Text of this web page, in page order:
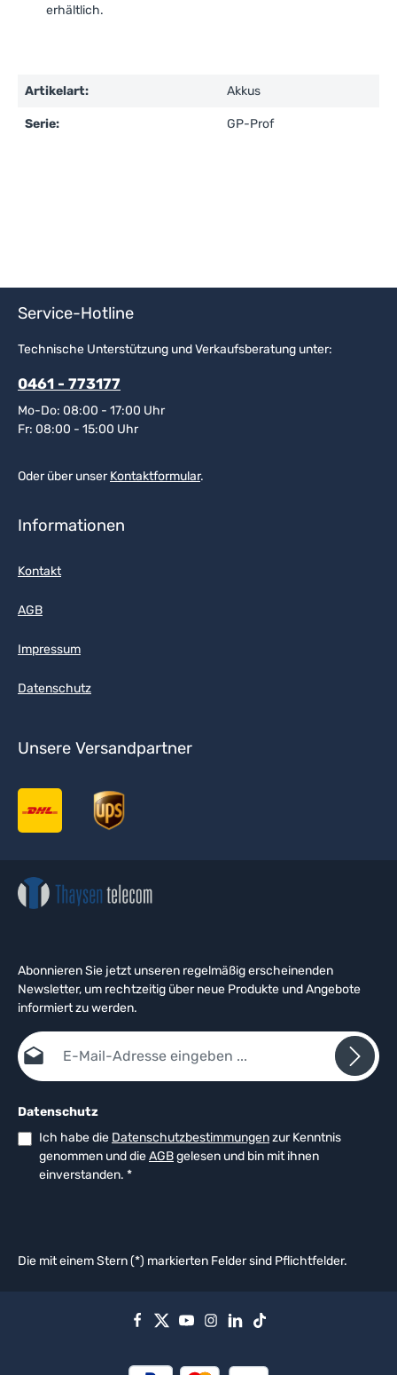
erhältlich.
Artikelart: Akkus
Serie: GP-Prof
Service-Hotline
Technische Unterstützung und Verkaufsberatung unter:
0461 - 773177
Mo-Do: 08:00 - 17:00 Uhr
Fr: 08:00 - 15:00 Uhr
Oder über unserKontaktformular.
Informationen
Kontakt
AGB
Impressum
Datenschutz
Unsere Versandpartner
Abonnieren Sie jetzt unseren regelmäßig erscheinenden
Newsletter, um rechtzeitig über neue Produkte und Angebote
informiert zu werden.
E-Mail-Adresse*
Datenschutz
Ich habe die Datenschutzbestimmungenzur Kenntnis
genommen und dieAGBgelesen und bin mit ihnen
einverstanden. *
Die mit einem Stern (*) markierten Felder sind Pflichtfelder.